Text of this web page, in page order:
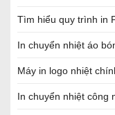
Tìm hiểu quy trình in
In chuyển nhiệt áo
Máy in logo nhiệt
In chuyển nhiệt công